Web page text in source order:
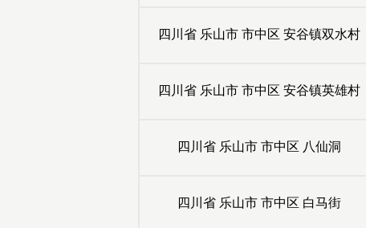
四川省 乐山市 市中区 安谷镇双水村
四川省 乐山市 市中区 安谷镇英雄村
四川省 乐山市 市中区 八仙洞
四川省 乐山市 市中区 白马街